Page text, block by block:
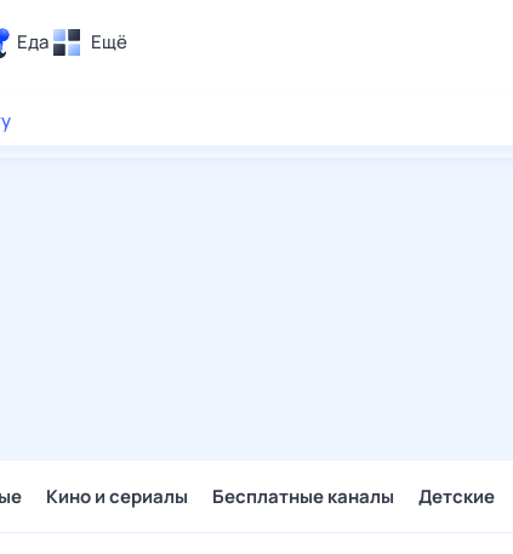
Еда Ещё
Кино и сериалы Бесплатные каналы Детские